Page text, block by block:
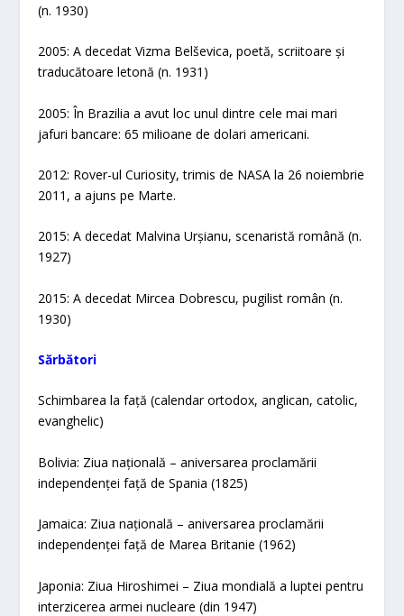
(n. 1930)
2005: A decedat Vizma Belševica, poetă, scriitoare și
traducătoare letonă (n. 1931)
2005: În Brazilia a avut loc unul dintre cele mai mari
jafuri bancare: 65 milioane de dolari americani.
2012: Rover-ul Curiosity, trimis de NASA la 26 noiembrie
2011, a ajuns pe Marte.
2015: A decedat Malvina Urșianu, scenaristă română (n.
1927)
2015: A decedat Mircea Dobrescu, pugilist român (n.
1930)
Sărbători​
Schimbarea la față (calendar ortodox, anglican, catolic,
evanghelic)
Bolivia: Ziua națională – aniversarea proclamării
independenței față de Spania (1825)
Jamaica: Ziua națională – aniversarea proclamării
independenței față de Marea Britanie (1962)
Japonia: Ziua Hiroshimei – Ziua mondială a luptei pentru
interzicerea armei nucleare (din 1947)